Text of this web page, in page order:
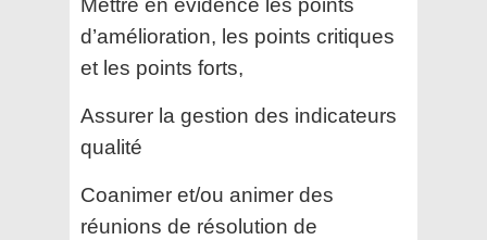
Mettre en évidence les points
d’amélioration, les points critiques
et les points forts,
Assurer la gestion des indicateurs
qualité
Coanimer et/ou animer des
réunions de résolution de